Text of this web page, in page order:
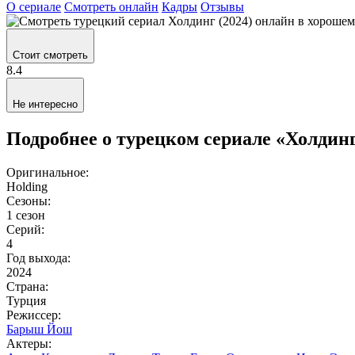
О сериале Смотреть онлайн Кадры Отзывы
Стоит смотреть
8.4
Не интересно
Подробнее о турецком сериале
Оригинальное:
Holding
Сезоны:
1 сезон
Серий:
4
Год выхода:
2024
Страна:
Турция
Режиссер:
Барыш Йош
Актеры: